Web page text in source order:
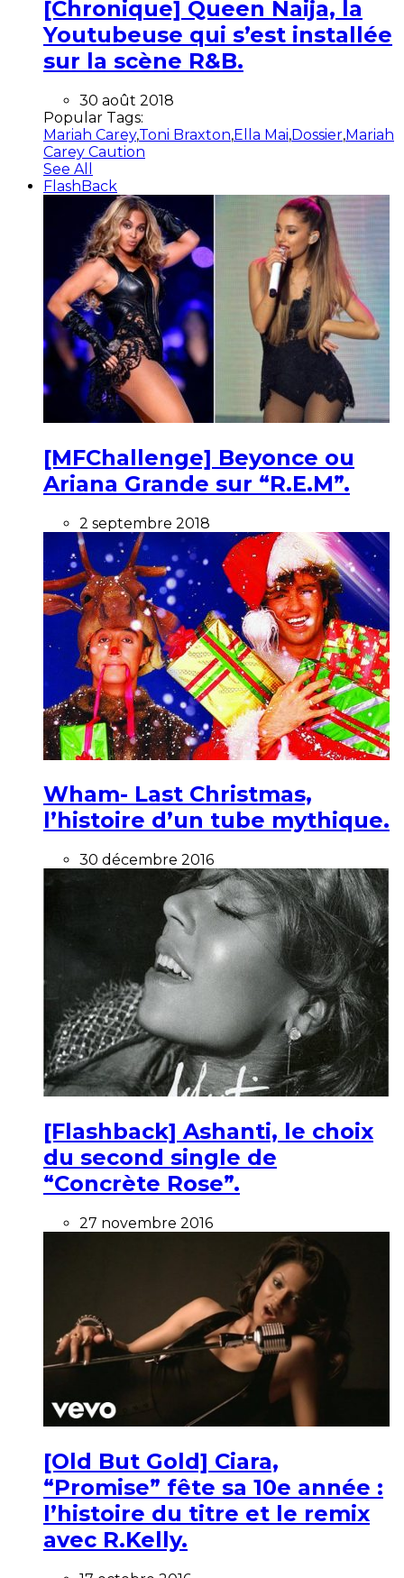
[Chronique] Queen Naija, la
Youtubeuse qui s’est installée
sur la scène R&B.
30 août 2018
Popular Tags:
Mariah Carey,Toni Braxton,Ella Mai,Dossier,Mariah
Carey Caution
See All
FlashBack
[MFChallenge] Beyonce ou
Ariana Grande sur “R.E.M”.
2 septembre 2018
Wham- Last Christmas,
l’histoire d’un tube mythique.
30 décembre 2016
[Flashback] Ashanti, le choix
du second single de
“Concrète Rose”.
27 novembre 2016
[Old But Gold] Ciara,
“Promise” fête sa 10e année :
l’histoire du titre et le remix
avec R.Kelly.